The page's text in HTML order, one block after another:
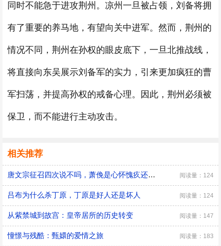
同时不能急于进攻荆州。凉州一旦被占领，刘备将拥
有了重要的养马地，有望向关中进军。然而，荆州的
情况不同，荆州在孙权的眼皮底下，一旦北推战线，
将直接向东吴展示刘备军的实力，引来更加疯狂的曹
军扫荡，并提高孙权的戒备心理。因此，荆州必须被
保卫，而不能进行主动攻击。
相关推荐
唐文宗征召四次说不吗，萧俛是心怀愧疚还是居功自傲 阅读量：124
吕布为什么杀丁原，丁原是好人还是坏人 阅读量：124
从紫禁城到故宫：皇帝居所的历史转变 阅读量：147
憧憬与残酷：甄嬛的爱情之旅 阅读量：183